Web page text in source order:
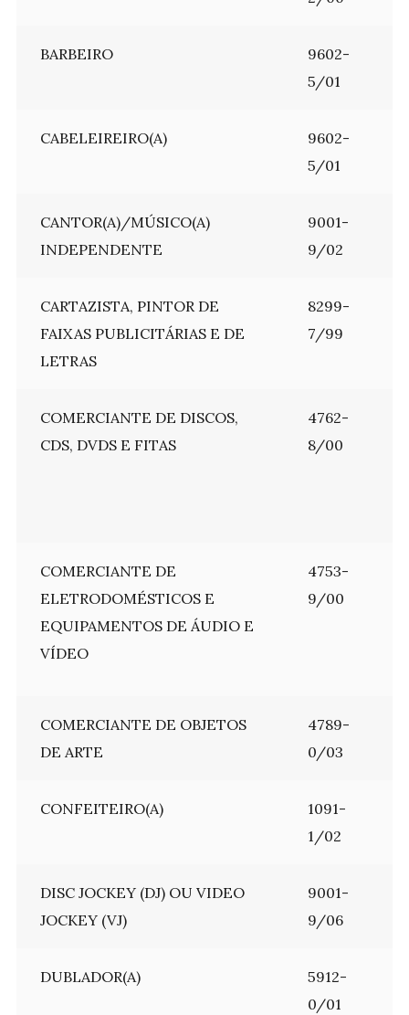
BARBEIRO
9602-
5/01
CABELEIREIRO(A)
9602-
5/01
CANTOR(A)/MÚSICO(A)
INDEPENDENTE
9001-
9/02
CARTAZISTA, PINTOR DE
FAIXAS PUBLICITÁRIAS E DE
LETRAS
8299-
7/99
COMERCIANTE DE DISCOS,
CDS, DVDS E FITAS
4762-
8/00
COMERCIANTE DE
ELETRODOMÉSTICOS E
EQUIPAMENTOS DE ÁUDIO E
VÍDEO
4753-
9/00
COMERCIANTE DE OBJETOS
DE ARTE
4789-
0/03
CONFEITEIRO(A)
1091-
1/02
DISC JOCKEY (DJ) OU VIDEO
JOCKEY (VJ)
9001-
9/06
DUBLADOR(A)
5912-
0/01